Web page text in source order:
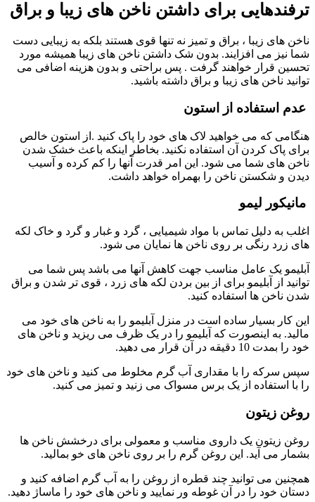
ترفندهایی برای داشتن ناخن های زیبا و براق
ناخن های زیبا ، براق و تمیز نه تنها قوی هستند بلکه به زیبایی دست
شما نیز می افزایند. بدون شک داشتن ناخن های زیبا همیشه مورد
تحسین قرار خواهند گرفت . پس براحتی و بدون هزینه اضافی می
توانید ناخن های زیبا و براق داشته باشید.
عدم استفاده از استون
هنگامی که می خواهید لاک های خود را پاک کنید .از استون خالص
برای پاک کردن آن استفاده نکنید. بخاطر اینکه باعث خشک شدن
ناخن های شما می شود. این امر قدرت آنها را کم کرده و آسیب
دیدن و شکستن ناخن را بهمراه خواهد داشت.
مانیکور لیمو
اغلب به دلیل تماس با مواد شیمیایی ، گرد و غبار و گرد و خاک لکه
های زرد رنگی بر روی ناخن ها نمایان می شود.
آبلیمو یک عامل مناسب جهت کاهش آنها می باشد پس شما می
توانید از آبلیمو برای از بین بردن لکه های زرد ، قوی تر شدن و براق
شدن ناخن ها استفاده کنید.
این کار بسیار ساده است در منزل آبلیمو را به ناخن های خود می
مالید. به اینصورت که آبلیمو را در یک ظرف می ریزید و ناخن های
خود را بمدت 10 دقیقه در آن قرار می دهید.
سپس سرکه را با مقداری آب گرم مخلوط می کنید و ناخن های خود
را با استفاده از یک برس مسواک می زنید و تمیز می کنید.
روغن زیتون
روغن زیتون یک داروی مناسب و معمولی برای درخشش ناخن ها
بشمار می آید. این روغن گرم را بر روی ناخن های خو بمالید.
همچنین می توانید چند قطره از روغن را به آب گرم اضافه کنید و
دستان خود را در آن غوطه ور نمایید و ناخن های خود را ماساژ دهید.